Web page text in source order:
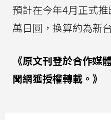
預計在今年4月正式
萬日圓，換算約為新
《原文刊登於合作媒
聞網獲授權轉載。》